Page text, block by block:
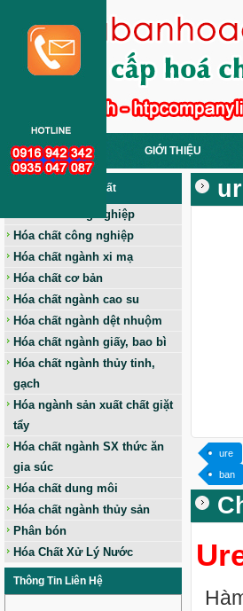
TRANG CHỦ GIỚI THIỆU
Các Loại Hoá Chất
Hóa chất nông nghiệp
Hóa chất công nghiệp
Hóa chất ngành xi mạ
Hóa chất cơ bản
Hóa chất ngành cao su
Hóa chất ngành dệt nhuộm
Hóa chất ngành giấy, bao bì
Hóa chất ngành thủy tinh,
gạch
Hóa ngành sản xuất chất giặt
tẩy
Hóa chất ngành SX thức ăn
gia súc
Hóa chất dung môi
Hóa chất ngành thủy sản
Phân bón
Hóa Chất Xử Lý Nước
Thông Tin Liên Hệ
ure
ban